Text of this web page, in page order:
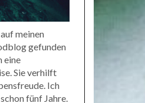
meinen
gefunden
eine
Sie verhilft
Ich
fünf Jahre.